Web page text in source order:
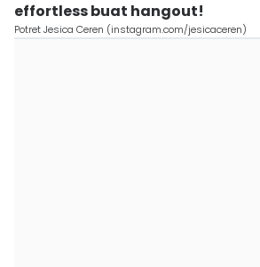
effortless buat hangout!
Potret Jesica Ceren (instagram.com/jesicaceren)